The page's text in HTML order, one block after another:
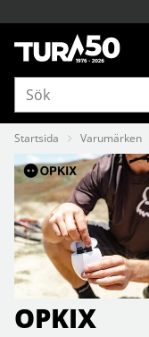
Startsida Varumärken
OPKIX